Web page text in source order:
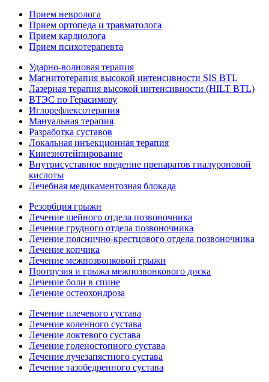
Прием невролога
Прием ортопеда и травматолога
Прием кардиолога
Прием психотерапевта
Ударно-волновая терапия
Магнитотерапия высокой интенсивности SIS BTL
Лазерная терапия высокой интенсивности (HILT BTL)
ВТЭС по Герасимову
Иглорефлексотерапия
Мануальная терапия
Разработка суставов
Локальная инъекционная терапия
Кинезиотейпирование
Внутрисуставное введение препаратов гиалуроновой
кислоты
Лечебная медикаментозная блокада
Резорбция грыжи
Лечение шейного отдела позвоночника
Лечение грудного отдела позвоночника
Лечение пояснично-крестцового отдела позвоночника
Лечение копчика
Лечение межпозвонковой грыжи
Протрузия и грыжа межпозвонкового диска
Лечение боли в спине
Лечение остеохондроза
Лечение плечевого сустава
Лечение коленного сустава
Лечение локтевого сустава
Лечение голеностопного сустава
Лечение лучезапястного сустава
Лечение тазобедренного сустава